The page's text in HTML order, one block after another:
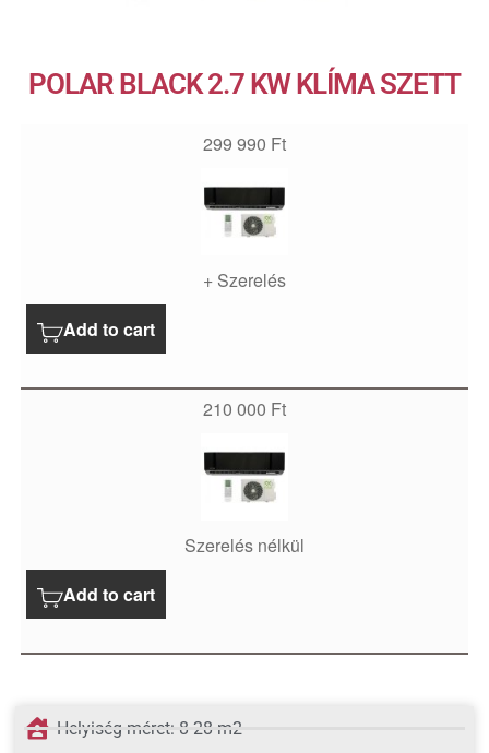
POLAR BLACK 2.7 KW KLÍMA SZETT
299 990 Ft
+ Szerelés
Add to cart
210 000 Ft
Szerelés nélkül
Add to cart
Helyiség méret: 8-28 m2